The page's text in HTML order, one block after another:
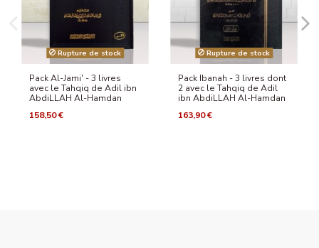
Rupture de stock
Pack Al-Jami' - 3 livres
avec le Tahqiq de Adil ibn
AbdiLLAH Al-Hamdan
158,50 €
Rupture de stock
Pack Ibanah - 3 livres dont
2 avec le Tahqiq de Adil
ibn AbdiLLAH Al-Hamdan
163,90 €